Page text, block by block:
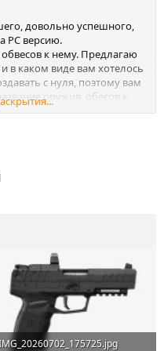
довольно успешного,
PC версию.
к нему. Предлагаю
в каком виде вам хотелось
с нуля, поэтому вам
оружия, обесов к
3D-художник мог его
того, как модели оружия
к анимациям, которые мы